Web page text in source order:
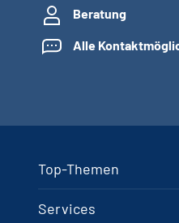
Beratung
Alle
Top-Themen
Services